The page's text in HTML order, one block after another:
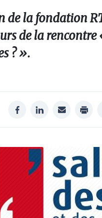
de la fondation
de la
? ».
facebooklinkedinmail print